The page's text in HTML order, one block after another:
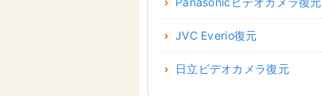
JVC Everio復元
日立ビデオカメラ復元